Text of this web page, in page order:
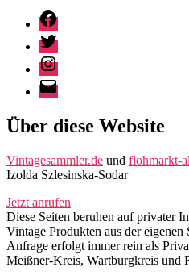
Facebook
Twitter
Instagram
E-
Mail
Über diese Website
Vintagesammler.de und flohmarkt-
Izolda Szlesinska-Sodar
Jetzt anrufen
Diese Seiten beruhen auf privater
Vintage Produkten aus der
Anfrage erfolgt immer rein als
Meißner-Kreis, Wartburgkreis und